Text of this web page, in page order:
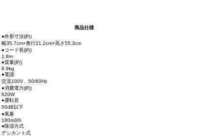
商品仕様
●外形寸法(約)
幅35.7cm×奥行21.2cm×高さ55.3cm
●コード長(約)
1.8m
●質量(約)
8.9kg
●電源
交流100V、50/60Hz
●消費電力(約)
620W
●運転音
50dB以下
●風量
180m3/h
●除湿方式
デシカント式